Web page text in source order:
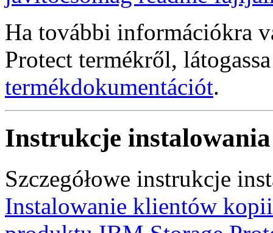
Ha további információkra
Protect termékről,
termékdokumentációt.
Instrukcje instalowania
Szczegółowe instrukcje
Instalowanie klientów